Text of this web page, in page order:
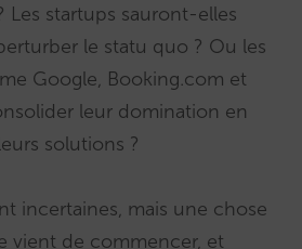
Les startups sauront-elles
le statu quo ? Ou les
Google, Booking.com et
leur domination en
solutions ?
incertaines, mais une chose
vient de commencer, et